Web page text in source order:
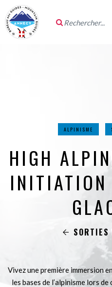
ALPINISME
HIGH
SORTIES
Vivez une première immersion
les bases de l’alpinisme lors